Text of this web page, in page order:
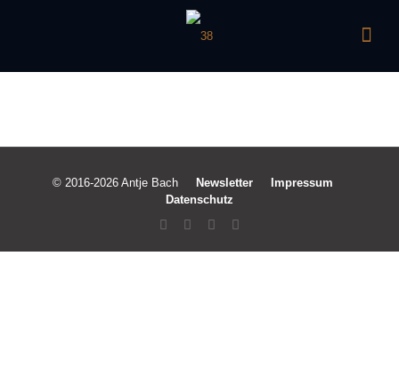
© 2016-2026 Antje Bach Newsletter
Impressum
Datenschutz